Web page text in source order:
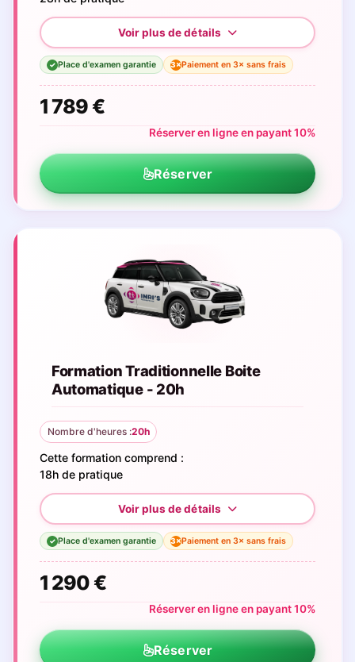
✓ Place d'examen garantie 3×Paiement en 3× sans frais
1 789 €
Réserver en ligne en payant 10%
Réserver
Formation Traditionnelle Boite
Automatique - 20h
Nombre d'heures :20h
Cette formation comprend :
18h de pratique
✓ Place d'examen garantie 3×Paiement en 3× sans frais
1 290 €
Réserver en ligne en payant 10%
Réserver